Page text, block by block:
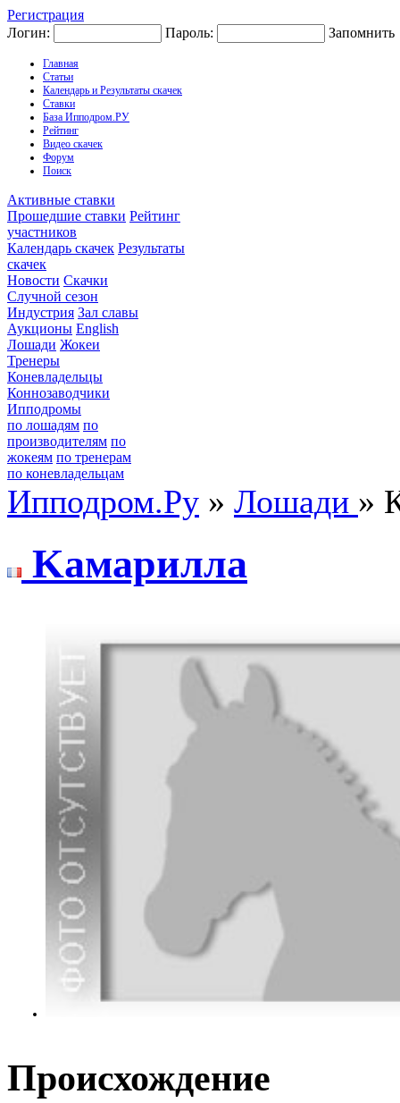
Регистрация
Логин:
Пароль: Запомнить
Главная
Статьи
Календарь и Результаты скачек
Ставки
База Ипподром.РУ
Рейтинг
Видео скачек
Форум
Поиск
Активные ставки
Прошедшие ставки Рейтинг
участников
Календарь скачек Результаты
скачек
Новости Скачки
Случной сезон
Индустрия Зал славы
Аукционы English
Лошади Жокеи
Тренеры
Коневладельцы
Коннозаводчики
Ипподромы
по лошадям по
производителям по
жокеям по тренерам
по коневладельцам
Ипподром.Ру » Лошади »
Kамарилла
Происхождение